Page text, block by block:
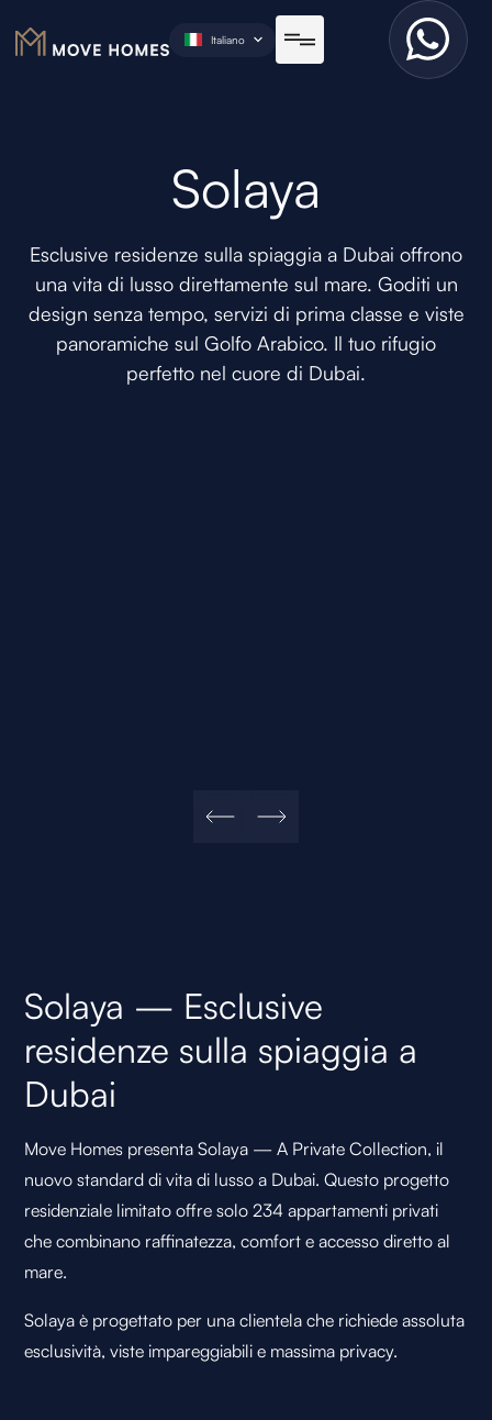
Italiano
Solaya
Esclusive residenze sulla spiaggia a Dubai offrono
una vita di lusso direttamente sul mare. Goditi un
design senza tempo, servizi di prima classe e viste
panoramiche sul Golfo Arabico. Il tuo rifugio
perfetto nel cuore di Dubai.
Solaya — Esclusive
residenze sulla spiaggia a
Dubai
Move Homes presenta Solaya — A Private Collection, il
nuovo standard di vita di lusso a Dubai. Questo progetto
residenziale limitato offre solo 234 appartamenti privati
che combinano raffinatezza, comfort e accesso diretto al
mare.
Solaya è progettato per una clientela che richiede assoluta
esclusività, viste impareggiabili e massima privacy.